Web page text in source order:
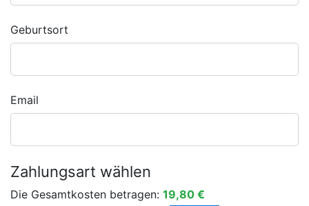
Geburtsort
Email
Zahlungsart wählen
Die Gesamtkosten betragen: 19,80 €